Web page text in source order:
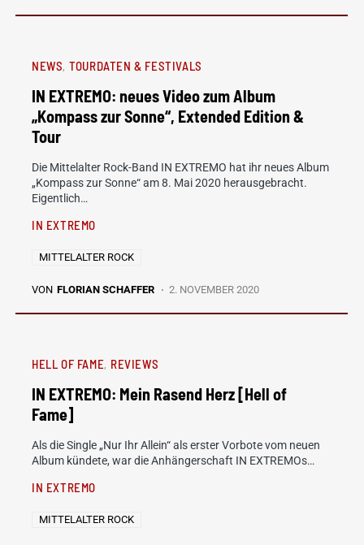
NEWS TOURDATEN & FESTIVALS
IN EXTREMO: neues Video zum Album
„Kompass zur Sonne“, Extended Edition &
Tour
Die Mittelalter Rock-Band IN EXTREMO hat ihr neues Album
„Kompass zur Sonne“ am 8. Mai 2020 herausgebracht.
Eigentlich…
IN EXTREMO
MITTELALTER ROCK
VON FLORIAN SCHAFFER 2. NOVEMBER 2020
HELL OF FAME REVIEWS
IN EXTREMO: Mein Rasend Herz [Hell of
Fame]
Als die Single „Nur Ihr Allein“ als erster Vorbote vom neuen
Album kündete, war die Anhängerschaft IN EXTREMOs…
IN EXTREMO
MITTELALTER ROCK